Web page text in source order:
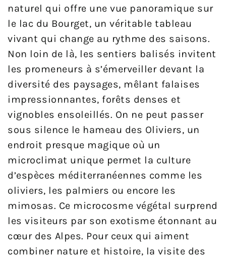
naturel qui offre une vue panoramique sur
le lac du Bourget, un véritable tableau
vivant qui change au rythme des saisons.
Non loin de là, les sentiers balisés invitent
les promeneurs à s’émerveiller devant la
diversité des paysages, mêlant falaises
impressionnantes, forêts denses et
vignobles ensoleillés. On ne peut passer
sous silence le hameau des Oliviers, un
endroit presque magique où un
microclimat unique permet la culture
d’espèces méditerranéennes comme les
oliviers, les palmiers ou encore les
mimosas. Ce microcosme végétal surprend
les visiteurs par son exotisme étonnant au
cœur des Alpes. Pour ceux qui aiment
combiner nature et histoire, la visite des